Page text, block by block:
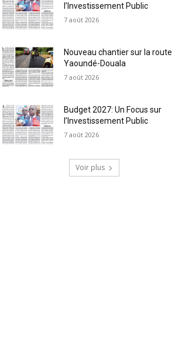
l’Investissement Public
7 août 2026
Nouveau chantier sur la route
Yaoundé-Douala
7 août 2026
Budget 2027: Un Focus sur
l’Investissement Public
7 août 2026
Voir plus